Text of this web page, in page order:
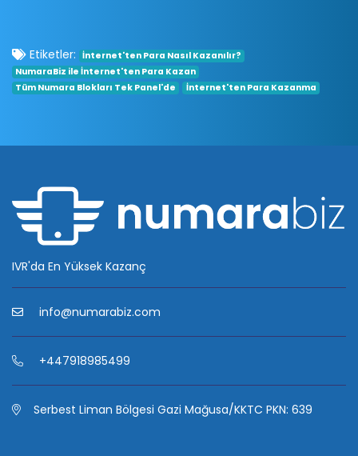
Etiketler:
İnternet'ten Para Nasıl Kazanılır?
NumaraBiz ile İnternet'ten Para Kazan
Tüm Numara Blokları Tek Panel'de
İnternet'ten Para Kazanma
IVR'da En Yüksek Kazanç
info@numarabiz.com
+447918985499
Serbest Liman Bölgesi Gazi Mağusa/KKTC PKN: 639